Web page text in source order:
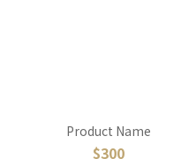
Product Name
$300